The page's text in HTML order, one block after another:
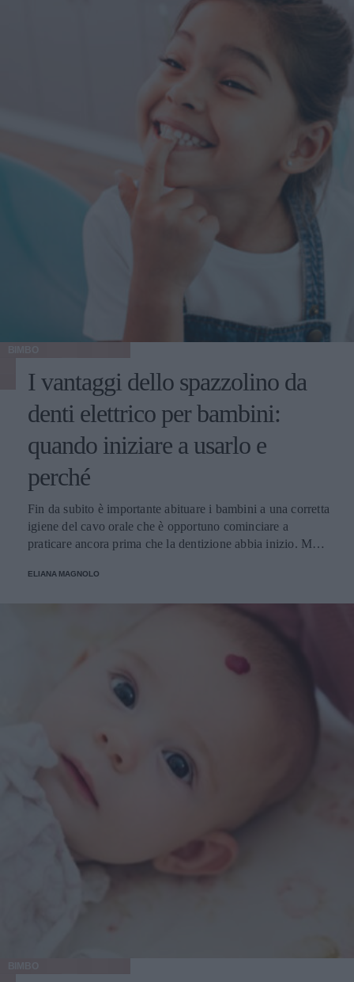
I vantaggi dello spazzolino da
denti elettrico per bambini:
quando iniziare a usarlo e
perché
Fin da subito è importante abituare i bambini a una corretta
igiene del cavo orale che è opportuno cominciare a
praticare ancora prima che la dentizione abbia inizio. Ma
elettrico? Da quale età?
ELIANA MAGNOLO